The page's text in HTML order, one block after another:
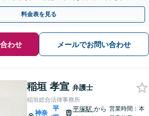
【秘密厳守｜休日・夜間相談可】
料金表を見る
わせ メールでお問い合わせ
稲垣 孝宣 弁護士
稲垣総合法律事務所
神奈
平
平塚駅 から 営業時間：本